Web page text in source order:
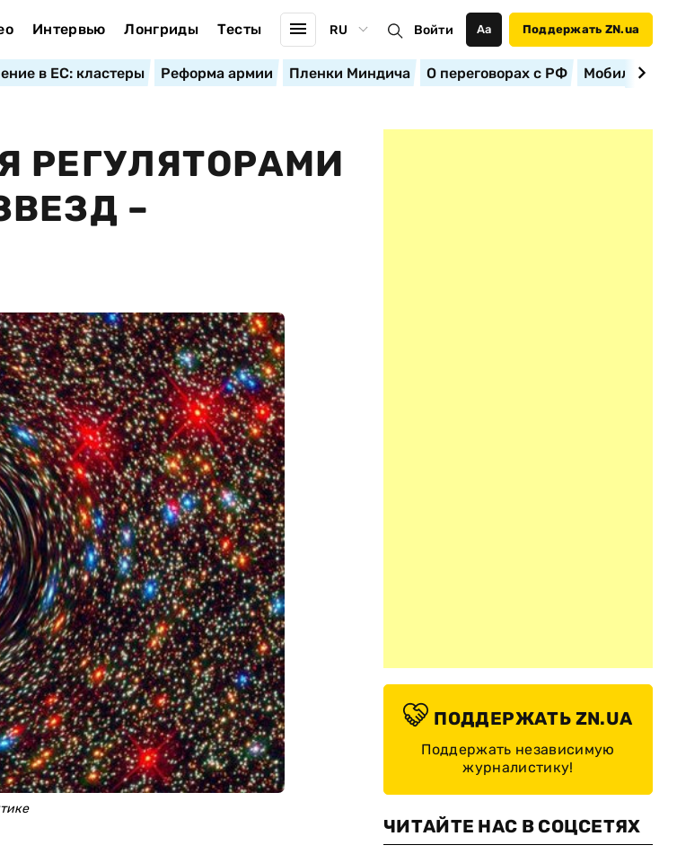
Интервью Лонгриды Тесты RU Войти Аа Поддержать ZN.ua
в ЕС: кластеры Реформа армии Пленки Миндича О переговорах с РФ
РЕГУЛЯТОРАМИ
–
ПОДДЕРЖАТЬ ZN.UA
Поддержать независимую
журналистику!
ЧИТАЙТЕ НАС В СОЦСЕТЯХ